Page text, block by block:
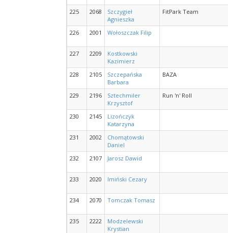
225 2068
Szczygieł
Agnieszka
FitPark Team
226 2001 Wołoszczak Filip
227 2209
Kostkowski
Kazimierz
228
2105
Szczepańska
Barbara
BAZA
229 2196
Sztechmiler
Krzysztof
Run 'n' Roll
230 2145
Lizończyk
Katarzyna
231
2002
Chomątowski
Daniel
232
2107 Jarosz Dawid
233 2020 Imiński Cezary
234 2070 Tomczak Tomasz
235 2222
Modzelewski
Krystian